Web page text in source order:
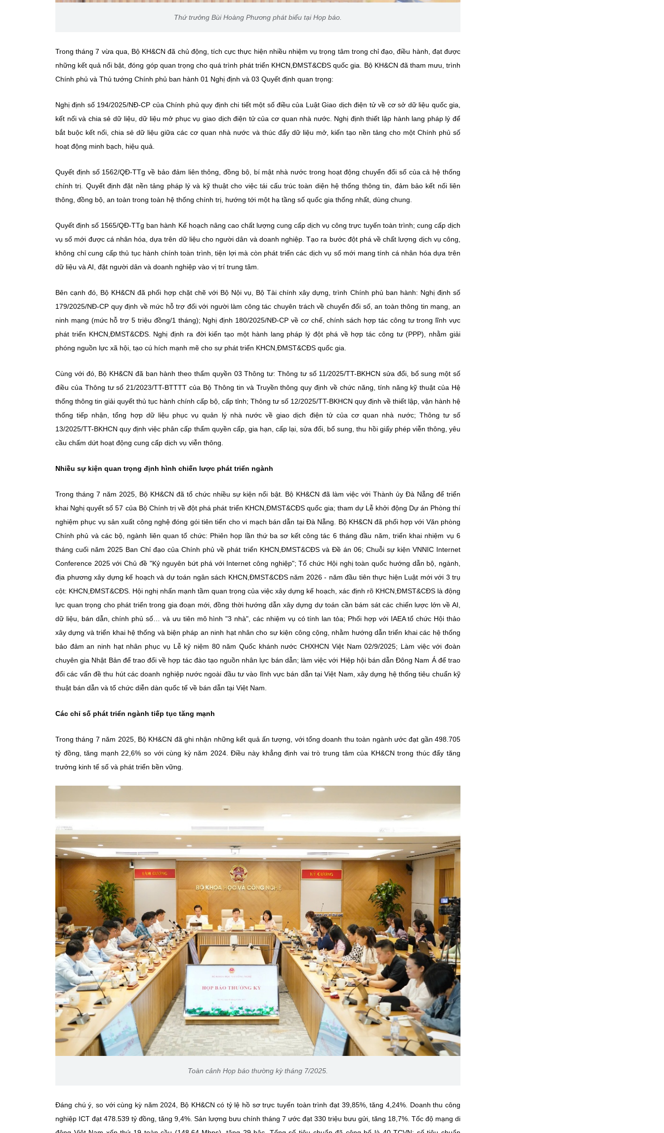
Thứ trưởng Bùi Hoàng Phương phát biểu tại Họp báo.
Trong tháng 7 vừa qua, Bộ KH&CN đã chủ động, tích cực thực hiện nhiều nhiệm vụ trọng tâm trong chỉ đạo, điều hành, đạt được
những kết quả nổi bật, đóng góp quan trọng cho quá trình phát triển KHCN,ĐMST&CĐS quốc gia. Bộ KH&CN đã tham mưu, trình
Chính phủ và Thủ tướng Chính phủ ban hành 01 Nghị định và 03 Quyết định quan trọng:
Nghị định số 194/2025/NĐ-CP của Chính phủ quy định chi tiết một số điều của Luật Giao dịch điện tử về cơ sở dữ liệu quốc gia,
kết nối và chia sẻ dữ liệu, dữ liệu mở phục vụ giao dịch điện tử của cơ quan nhà nước. Nghị định thiết lập hành lang pháp lý để
bắt buộc kết nối, chia sẻ dữ liệu giữa các cơ quan nhà nước và thúc đẩy dữ liệu mở, kiến tạo nền tảng cho một Chính phủ số
hoạt động minh bạch, hiệu quả.
Quyết định số 1562/QĐ-TTg về bảo đảm liên thông, đồng bộ, bí mật nhà nước trong hoạt động chuyển đổi số của cả hệ thống
chính trị. Quyết định đặt nền tảng pháp lý và kỹ thuật cho việc tái cấu trúc toàn diện hệ thống thông tin, đảm bảo kết nối liên
thông, đồng bộ, an toàn trong toàn hệ thống chính trị, hướng tới một hạ tầng số quốc gia thống nhất, dùng chung.
Quyết định số 1565/QĐ-TTg ban hành Kế hoạch nâng cao chất lượng cung cấp dịch vụ công trực tuyến toàn trình; cung cấp dịch
vụ số mới được cá nhân hóa, dựa trên dữ liệu cho người dân và doanh nghiệp. Tạo ra bước đột phá về chất lượng dịch vụ công,
không chỉ cung cấp thủ tục hành chính toàn trình, tiện lợi mà còn phát triển các dịch vụ số mới mang tính cá nhân hóa dựa trên
dữ liệu và AI, đặt người dân và doanh nghiệp vào vị trí trung tâm.
Bên cạnh đó, Bộ KH&CN đã phối hợp chặt chẽ với Bộ Nội vụ, Bộ Tài chính xây dựng, trình Chính phủ ban hành: Nghị định số
179/2025/NĐ-CP quy định về mức hỗ trợ đối với người làm công tác chuyên trách về chuyển đổi số, an toàn thông tin mạng, an
ninh mạng (mức hỗ trợ 5 triệu đồng/1 tháng); Nghị định 180/2025/NĐ-CP về cơ chế, chính sách hợp tác công tư trong lĩnh vực
phát triển KHCN,ĐMST&CĐS. Nghị định ra đời kiến tạo một hành lang pháp lý đột phá về hợp tác công tư (PPP), nhằm giải
phóng nguồn lực xã hội, tạo cú hích mạnh mẽ cho sự phát triển KHCN,ĐMST&CĐS quốc gia.
Cùng với đó, Bộ KH&CN đã ban hành theo thẩm quyền 03 Thông tư: Thông tư số 11/2025/TT-BKHCN sửa đổi, bổ sung một số
điều của Thông tư số 21/2023/TT-BTTTT của Bộ Thông tin và Truyền thông quy định về chức năng, tính năng kỹ thuật của Hệ
thống thông tin giải quyết thủ tục hành chính cấp bộ, cấp tỉnh; Thông tư số 12/2025/TT-BKHCN quy định về thiết lập, vận hành hệ
thống tiếp nhận, tổng hợp dữ liệu phục vụ quản lý nhà nước về giao dịch điện tử của cơ quan nhà nước; Thông tư số
13/2025/TT-BKHCN quy định việc phân cấp thẩm quyền cấp, gia hạn, cấp lại, sửa đổi, bổ sung, thu hồi giấy phép viễn thông, yêu
cầu chấm dứt hoạt động cung cấp dịch vụ viễn thông.
Nhiều sự kiện quan trọng định hình chiến lược phát triển ngành
Trong tháng 7 năm 2025, Bộ KH&CN đã tổ chức nhiều sự kiện nổi bật. Bộ KH&CN đã làm việc với Thành ủy Đà Nẵng để triển
khai Nghị quyết số 57 của Bộ Chính trị về đột phá phát triển KHCN,ĐMST&CĐS quốc gia; tham dự Lễ khởi động Dự án Phòng thí
nghiệm phục vụ sản xuất công nghệ đóng gói tiên tiến cho vi mạch bán dẫn tại Đà Nẵng. Bộ KH&CN đã phối hợp với Văn phòng
Chính phủ và các bộ, ngành liên quan tổ chức: Phiên họp lần thứ ba sơ kết công tác 6 tháng đầu năm, triển khai nhiệm vụ 6
tháng cuối năm 2025 Ban Chỉ đạo của Chính phủ về phát triển KHCN,ĐMST&CĐS và Đề án 06; Chuỗi sự kiện VNNIC Internet
Conference 2025 với Chủ đề "Kỷ nguyên bứt phá với Internet công nghiệp"; Tổ chức Hội nghị toàn quốc hướng dẫn bộ, ngành,
địa phương xây dựng kế hoạch và dự toán ngân sách KHCN,ĐMST&CĐS năm 2026 - năm đầu tiên thực hiện Luật mới với 3 trụ
cột: KHCN,ĐMST&CĐS. Hội nghị nhấn mạnh tầm quan trọng của việc xây dựng kế hoạch, xác định rõ KHCN,ĐMST&CĐS là động
lực quan trọng cho phát triển trong gia đoạn mới, đồng thời hướng dẫn xây dựng dự toán cần bám sát các chiến lược lớn về AI,
dữ liệu, bán dẫn, chính phủ số… và ưu tiên mô hình "3 nhà", các nhiệm vụ có tính lan tỏa; Phối hợp với IAEA tổ chức Hội thảo
xây dựng và triển khai hệ thống và biện pháp an ninh hạt nhân cho sự kiện công cộng, nhằm hướng dẫn triển khai các hệ thống
bảo đảm an ninh hạt nhân phục vụ Lễ kỷ niệm 80 năm Quốc khánh nước CHXHCN Việt Nam 02/9/2025; Làm việc với đoàn
chuyên gia Nhật Bản để trao đổi về hợp tác đào tạo nguồn nhân lực bán dẫn; làm việc với Hiệp hội bán dẫn Đông Nam Á để trao
đổi các vấn đề thu hút các doanh nghiệp nước ngoài đầu tư vào lĩnh vực bán dẫn tại Việt Nam, xây dựng hệ thống tiêu chuẩn kỹ
thuật bán dẫn và tổ chức diễn dàn quốc tế về bán dẫn tại Việt Nam.
Các chỉ số phát triển ngành tiếp tục tăng mạnh
Trong tháng 7 năm 2025, Bộ KH&CN đã ghi nhận những kết quả ấn tượng, với tổng doanh thu toàn ngành ước đạt gần 498.705
tỷ đồng, tăng mạnh 22,6% so với cùng kỳ năm 2024. Điều này khẳng định vai trò trung tâm của KH&CN trong thúc đẩy tăng
trưởng kinh tế số và phát triển bền vững.
Toàn cảnh Họp báo thường kỳ tháng 7/2025.
Đáng chú ý, so với cùng kỳ năm 2024, Bộ KH&CN có tỷ lệ hồ sơ trực tuyến toàn trình đạt 39,85%, tăng 4,24%. Doanh thu công
nghiệp ICT đạt 478.539 tỷ đồng, tăng 9,4%. Sản lượng bưu chính tháng 7 ước đạt 330 triệu bưu gửi, tăng 18,7%. Tốc độ mạng di